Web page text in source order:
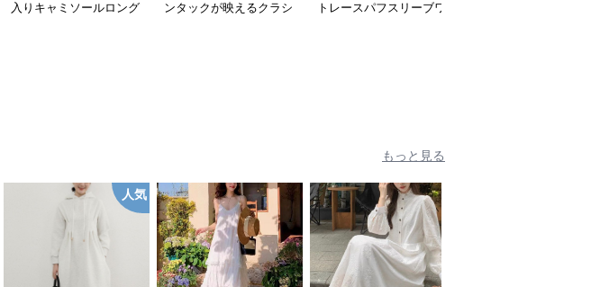
入りキャミソールロング
ンタックが映えるクラシ
トレースパフスリーブワ
もっと見る
人気